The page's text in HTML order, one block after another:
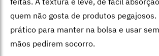
quem não gosta de produtos pegajosos.
prático para manter na bolsa e usar
mãos pedirem socorro.